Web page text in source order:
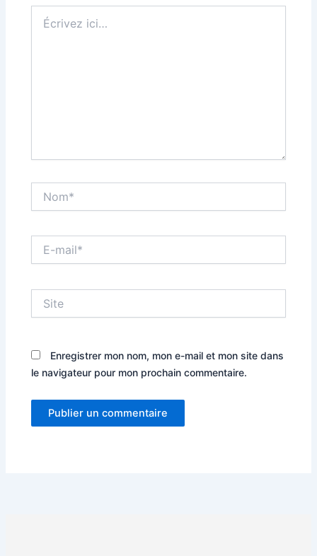
ici…
mail*
Enregistrer mon nom, mon e-mail et mon site dans
le navigateur pour mon prochain commentaire.